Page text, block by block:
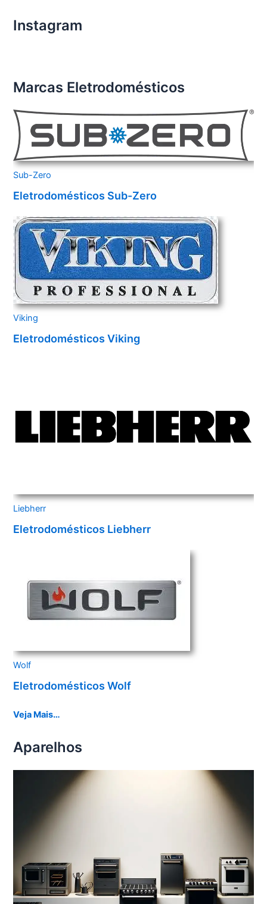
Instagram
Marcas Eletrodomésticos
Sub-Zero
Eletrodomésticos Sub-Zero
Viking
Eletrodomésticos Viking
Liebherr
Eletrodomésticos Liebherr
Wolf
Eletrodomésticos Wolf
Veja Mais…
Aparelhos